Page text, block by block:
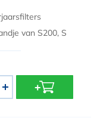
van S200, S
+